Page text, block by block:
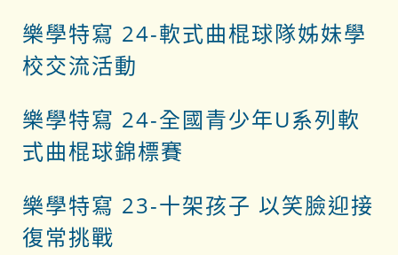
樂學特寫 24-軟式曲棍球隊姊妹學
校交流活動
樂學特寫 24-全國青少年U系列軟
式曲棍球錦標賽
樂學特寫 23-十架孩子 以笑臉迎接
復常挑戰